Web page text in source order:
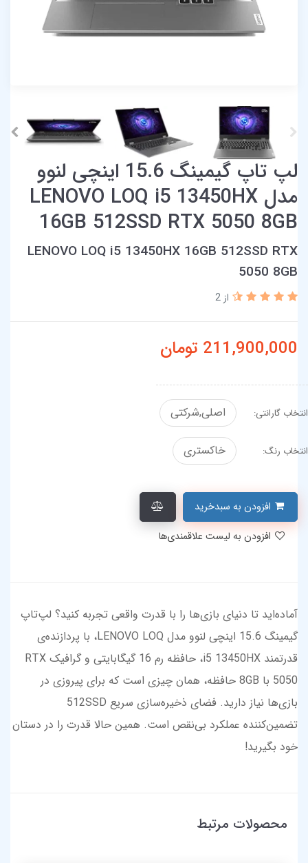
لپ تاپ گیمینگ 15.6 اینچی لنوو
مدل LENOVO LOQ i5 13450HX
16GB 512SSD RTX 5050 8GB
LENOVO LOQ i5 13450HX 16GB 512SSD RTX
5050 8GB
از 2
211,900,000 تومان
انتخاب گارانتی: اصلی,شرکتی
انتخاب رنگ: خاکستری
آماده‌اید تا دنیای بازی‌ها را با قدرت واقعی تجربه کنید؟ لپ‌تاپ
گیمینگ 15.6 اینچی لنوو مدل LENOVO LOQ، با پردازنده‌ی
قدرتمند i5 13450HX، حافظه رم 16 گیگابایتی و گرافیک RTX
5050 با 8GB حافظه، همان چیزی است که برای پیروزی در
بازی‌ها نیاز دارید. فضای ذخیره‌سازی سریع 512SSD
تضمین‌کننده عملکرد بی‌نقص است. همین حالا قدرت را در دستان
خود بگیرید!
محصولات مرتبط